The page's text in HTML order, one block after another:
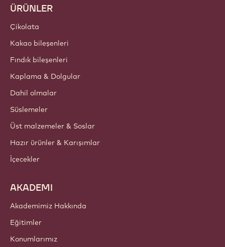
ÜRÜNLER
Çikolata
Kakao bileşenleri
Fındık bileşenleri
Kaplama & Dolgular
Dahil olmalar
Süslemeler
Üst malzemeler & Soslar
Hazır ürünler & Karışımlar
İçecekler
AKADEMI
Akademimiz Hakkında
Eğitimler
Konumlarımız